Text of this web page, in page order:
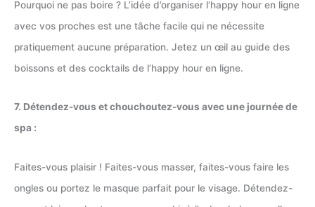
Pourquoi ne pas boire ? L’idée d’organiser l’happy hour en ligne
avec vos proches est une tâche facile qui ne nécessite
pratiquement aucune préparation. Jetez un œil au guide des
boissons et des cocktails de l’happy hour en ligne.
7. Détendez-vous et chouchoutez-vous avec une journée de
spa :
Faites-vous plaisir ! Faites-vous masser, faites-vous faire les
ongles ou portez le masque parfait pour le visage. Détendez-